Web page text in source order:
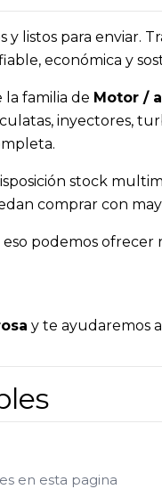
y listos para enviar.
económica y
familia de Motor /
inyectores,
stock
comprar con
eso podemos ofrecer
y te ayudaremos
en esta pagina